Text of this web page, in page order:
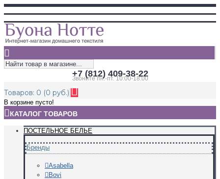
+7 (812) 409-38-22
Звоните пн.-пт. 10:00-18:00
Товаров: 0 (0 руб.)
В корзине пусто!
КАТАЛОГ ТОВАРОВ
ПОСТЕЛЬНОЕ БЕЛЬЕ
Бренды
Asabella
Bovi